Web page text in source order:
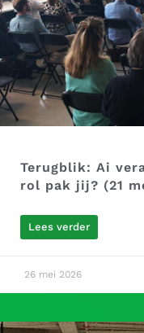
Terugblik: Ai
rol pak jij? (21
Lees verder
26 mei 2026